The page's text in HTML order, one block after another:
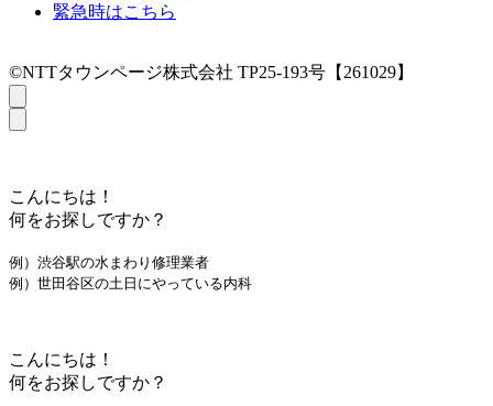
緊急時はこちら
©NTTタウンページ株式会社 TP25-193号【261029】
こんにちは！
何をお探しですか？
例）渋谷駅の水まわり修理業者
例）世田谷区の土日にやっている内科
こんにちは！
何をお探しですか？